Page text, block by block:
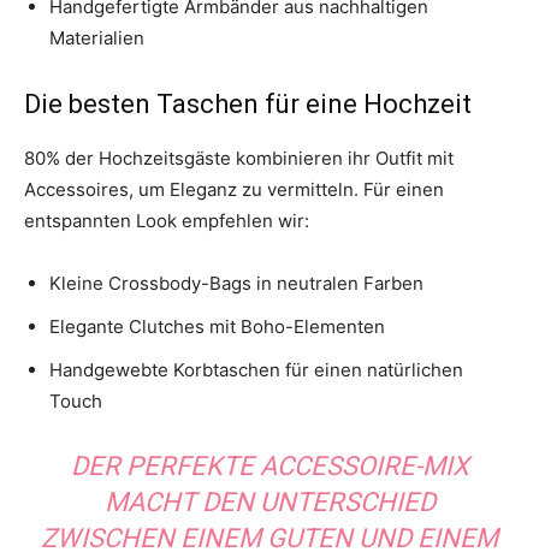
Handgefertigte Armbänder aus nachhaltigen
Materialien
Die besten Taschen für eine Hochzeit
80% der Hochzeitsgäste kombinieren ihr Outfit mit
Accessoires, um Eleganz zu vermitteln. Für einen
entspannten Look empfehlen wir:
Kleine Crossbody-Bags in neutralen Farben
Elegante Clutches mit Boho-Elementen
Handgewebte Korbtaschen für einen natürlichen
Touch
DER PERFEKTE ACCESSOIRE-MIX
MACHT DEN UNTERSCHIED
ZWISCHEN EINEM GUTEN UND EINEM